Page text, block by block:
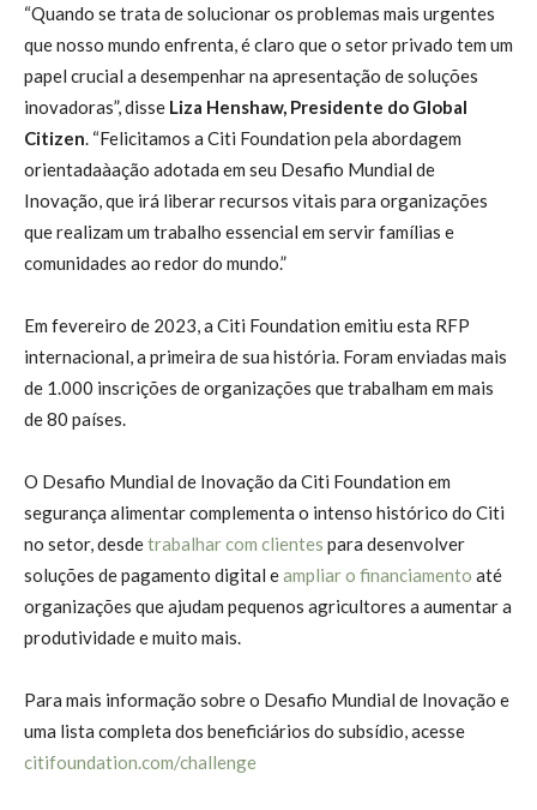
“Quando se trata de solucionar os problemas mais urgentes
que nosso mundo enfrenta, é claro que o setor privado tem um
papel crucial a desempenhar na apresentação de soluções
inovadoras”, disse Liza Henshaw, Presidente do Global
Citizen. “Felicitamos a Citi Foundation pela abordagem
orientadaàação adotada em seu Desafio Mundial de
Inovação, que irá liberar recursos vitais para organizações
que realizam um trabalho essencial em servir famílias e
comunidades ao redor do mundo.”
Em fevereiro de 2023, a Citi Foundation emitiu esta RFP
internacional, a primeira de sua história. Foram enviadas mais
de 1.000 inscrições de organizações que trabalham em mais
de 80 países.
O Desafio Mundial de Inovação da Citi Foundation em
segurança alimentar complementa o intenso histórico do Citi
no setor, desdetrabalhar com clientes para desenvolver
soluções de pagamento digital eampliar o financiamento até
organizações que ajudam pequenos agricultores a aumentar a
produtividade e muito mais.
Para mais informação sobre o Desafio Mundial de Inovação e
uma lista completa dos beneficiários do subsídio, acesse
citifoundation.com/challenge